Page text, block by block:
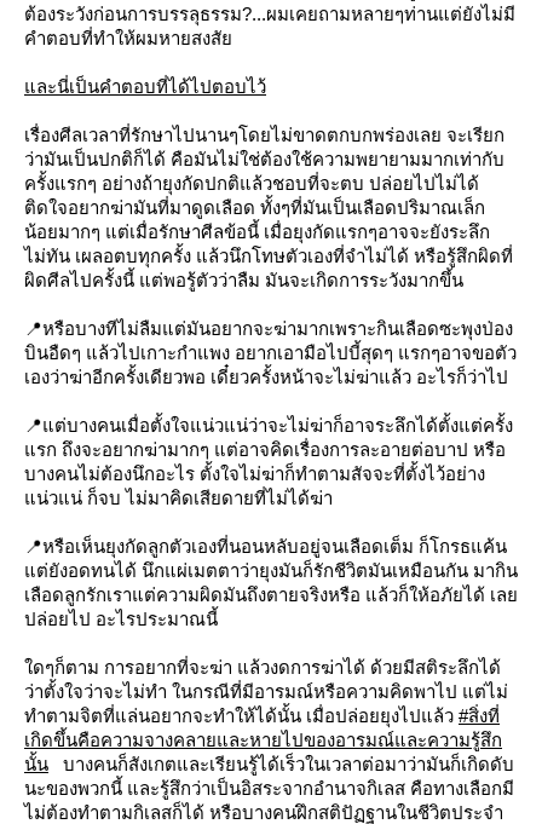
ต้องระวังก่อนการบรรลุธรรม?...ผมเคยถามหลายๆท่านแต่ยังไม่มี
คำตอบที่ทำให้ผมหายสงสั
ละนี่เป็นคำตอบที่ได้ไปตอบไว้
เรื่องศีลเวลาที่รักษาไปนานๆโดยไม่ขาดตกบกพร่องเลย จะเรียก
ว่ามันเป็นปกติก็ได้ คือมันไม่ใช่ต้องใช้ความพยายามมากเท่ากับ
ครั้งแรกๆ อย่างถ้ายุงกัดปกติแล้วชอบที่จะตบ ปล่อยไปไม่ได้
ติดใจอยากฆ่ามันที่มาดูดเลือด ทั้งๆที่มันเป็นเลือดปริมาณเล็ก
น้อยมากๆ แต่เมื่อรักษาศีลข้อนี้ เมื่อยุงกัดแรกๆอาจจะยังระลึก
ไม่ทัน เผลอตบทุกครั้ง แล้วนึกโทษตัวเองที่จำไม่ได้ หรือรู้สึกผิดที่
ผิดศีลไปครั้งนี้ แต่พอรู้ตัวว่าลืม มันจะเกิดการระวังมากขึ้น
📍หรือบางทีไม่ลืมแต่มันอยากจะฆ่ามากเพราะกินเลือดซะพุงป่อง
บินอืดๆ แล้วไปเกาะกำแพง อยากเอามือไปบี้สุดๆ แรกๆอาจขอตัว
เองว่าฆ่าอีกครั้งเดียวพอ เดี๋ยวครั้งหน้าจะไม่ฆ่าแล้ว อะไรก็ว่าไป
📍แต่บางคนเมื่อตั้งใจแน่วแน่ว่าจะไม่ฆ่าก็อาจระลึกได้ตั้งแต่ครั้ง
รก ถึงจะอยากฆ่ามากๆ แต่อาจคิดเรื่องการละอายต่อบาป หรือ
บางคนไม่ต้องนึกอะไร ตั้งใจไม่ฆ่าก็ทำตามสัจจะที่ตั้งไว้อย่าง
น่วแน่ ก็จบ ไม่มาคิดเสียดายที่ไม่ได้ฆ่า
📍หรือเห็นยุงกัดลูกตัวเองที่นอนหลับอยู่จนเลือดเต็ม ก็โกรธแค้น
ต่ยังอดทนได้ นึกแผ่เมตตาว่ายุงมันก็รักชีวิตมันเหมือนกัน มากิน
เลือดลูกรักเราแต่ความผิดมันถึงตายจริงหรือ แล้วก็ให้อภัยได้ เล
ปล่อยไป อะไรประมาณนี้
ดๆก็ตาม การอยากที่จะฆ่า แล้วงดการฆ่าได้ ด้วยมีสติระลึกได้
ว่าตั้งใจว่าจะไม่ทำ ในกรณีที่มีอารมณ์หรือความคิดพาไป แต่ไม่
ทำตามจิตที่แล่นอยากจะทำให้ได้นั้น เมื่อปล่อยยุงไปแล้ว #สิ่งที่
เกิดขึ้นคือความจางคลายและหายไปของอารมณ์และความรู้สึก
นั้น บางคนก็สังเกตและเรียนรู้ได้เร็วในเวลาต่อมาว่ามันก็เกิดดับ
นะของพวกนี้ และรู้สึกว่าเป็นอิสระจากอำนาจกิเลส คือทางเลือกมี
ไม่ต้องทำตามกิเลสก็ได้ หรือบางคนฝึกสติปัฏฐานในชีวิตประจำ